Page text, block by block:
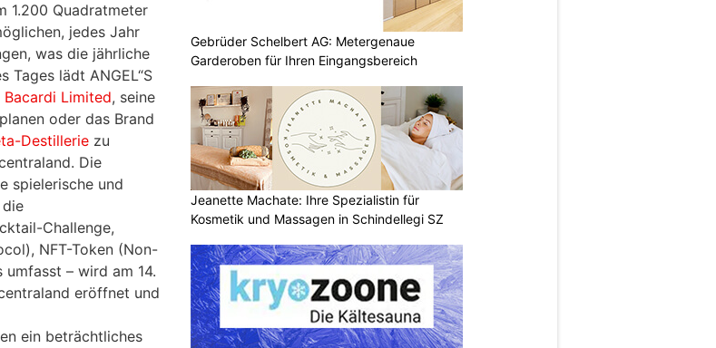
1.200 Quadratmeter
jedes Jahr
was die jährliche
Tages lädt ANGEL“S
Bacardi Limited, seine
oder das Brand
Destillerie zu
Die
spielerische und
Challenge,
NFT-Token (Non-
– wird am 14.
eröffnet und
ein beträchtliches
Gebrüder Schelbert AG: Metergenaue
Garderoben für Ihren Eingangsbereich
Jeanette Machate: Ihre Spezialistin für
Kosmetik und Massagen in Schindellegi SZ